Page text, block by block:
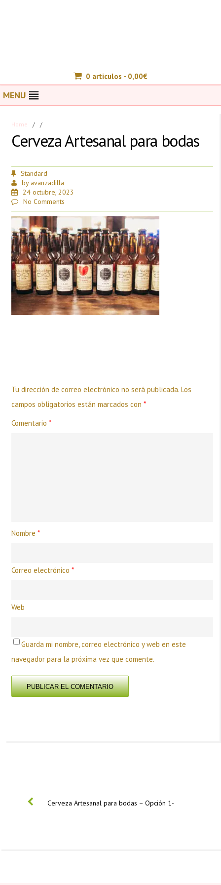
0 articulos - 0,00€
MENU
Home / /
Cerveza Artesanal para bodas
Standard
by avanzadilla
24 octubre, 2023
No Comments
Tu dirección de correo electrónico no será publicada. Los
campos obligatorios están marcados con*
Comentario*
Nombre*
Correo electrónico*
Web
Guarda mi nombre, correo electrónico y web en este
navegador para la próxima vez que comente.
Cerveza Artesanal para bodas – Opción 1-